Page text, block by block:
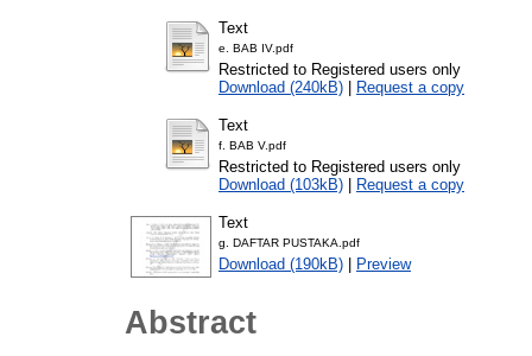
Text
e. BAB IV.pdf
Restricted to Registered users only
Download (240kB) | Request a copy
Text
f. BAB V.pdf
Restricted to Registered users only
Download (103kB) | Request a copy
Text
g. DAFTAR PUSTAKA.pdf
Download (190kB) | Preview
Abstract